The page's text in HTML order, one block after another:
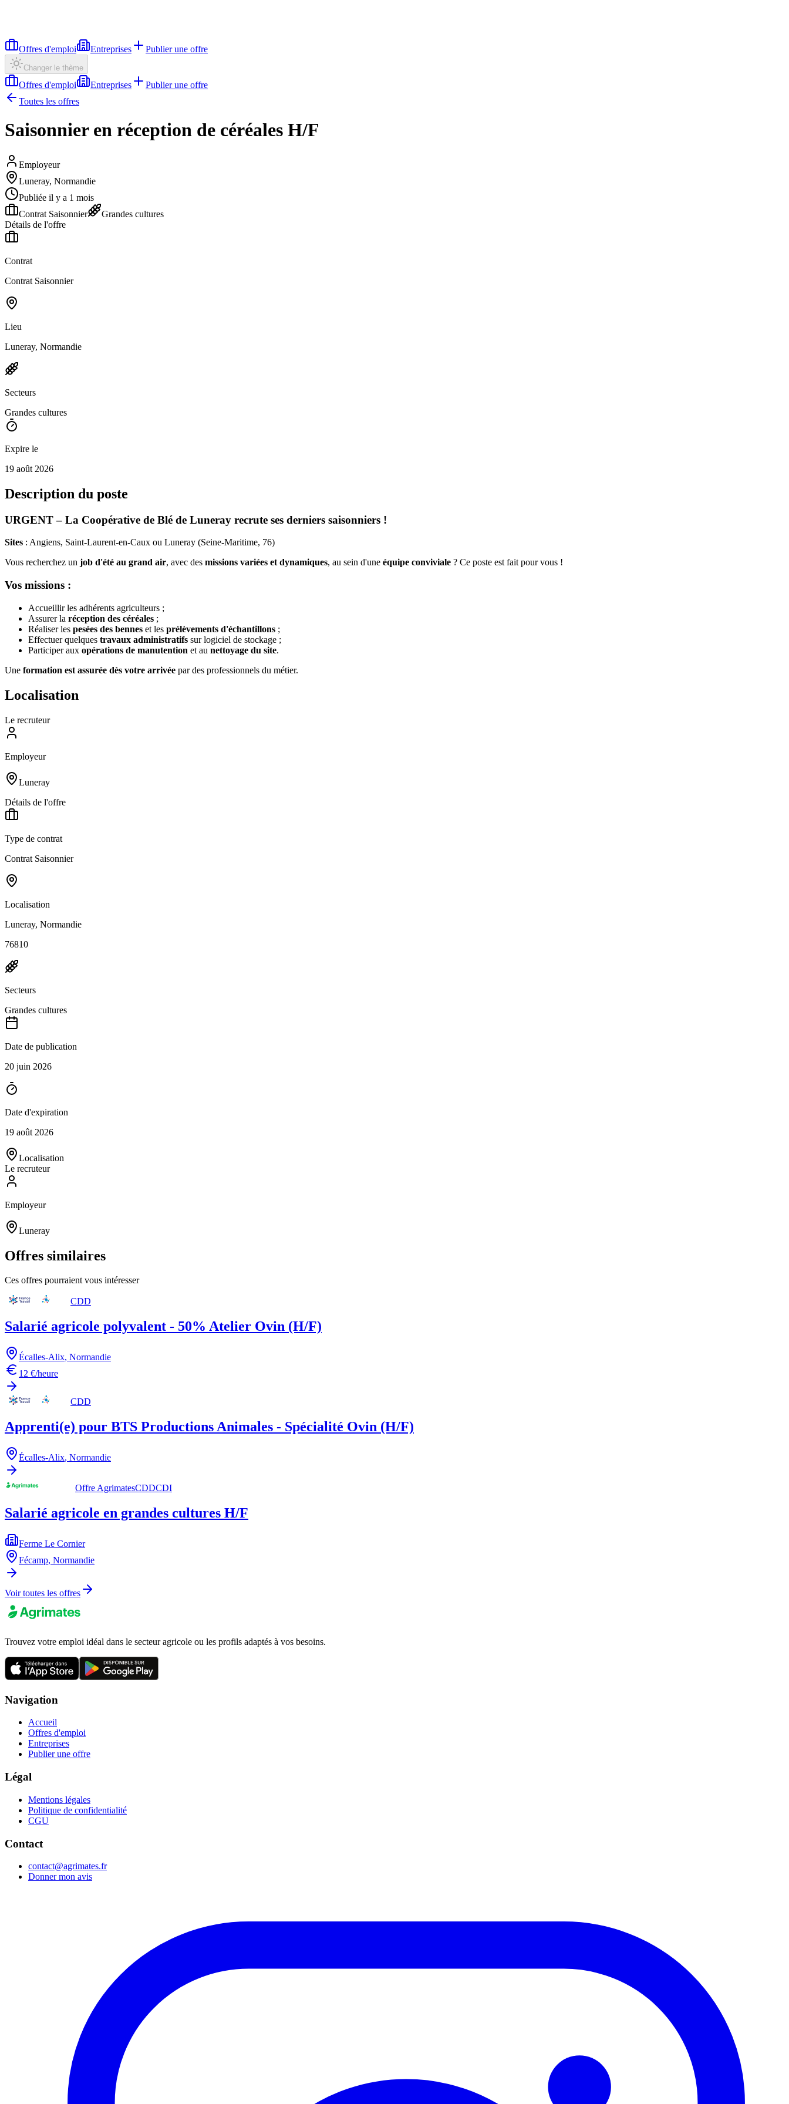
Offres d'emploi Entreprises Publier une offre
Changer le thème
Offres d'emploi Entreprises
Publier une offre
Toutes les offres
Saisonnier en réception de céréales H/F
Employeur
Luneray, Normandie
Publiée il y a 1 mois
Contrat Saisonnier
Grandes cultures
Détails de l'offre
Contrat
Contrat Saisonnier
Lieu
Luneray, Normandie
Secteurs
Grandes cultures
Expire le
19 août 2026
Description du poste
URGENT – La Coopérative de Blé de Luneray recrute ses derniers saisonniers !
Sites : Angiens, Saint-Laurent-en-Caux ou Luneray (Seine-Maritime, 76)
Vous recherchez un job d'été au grand air, avec des missions variées et dynamiques, au sein d'une équipe conviviale ? Ce poste est fait pour vous !
Vos missions :
Accueillir les adhérents agriculteurs ;
Assurer la réception des céréales ;
Réaliser les pesées des bennes et les prélèvements d'échantillons ;
Effectuer quelques travaux administratifs sur logiciel de stockage ;
Participer aux opérations de manutention et au nettoyage du site.
Une formation est assurée dès votre arrivée par des professionnels du métier.
Localisation
Le recruteur
Employeur
Luneray
Détails de l'offre
Type de contrat
Contrat Saisonnier
Localisation
Luneray, Normandie
76810
Secteurs
Grandes cultures
Date de publication
20 juin 2026
Date d'expiration
19 août 2026
Localisation
Le recruteur
Employeur
Luneray
Offres similaires
Ces offres pourraient vous intéresser
CDD
Salarié agricole polyvalent - 50% Atelier Ovin (H/F)
Écalles-Alix, Normandie
12 €/heure
CDD
Apprenti(e) pour BTS Productions Animales - Spécialité Ovin (H/F)
Écalles-Alix, Normandie
Offre AgrimatesCDDCDI
Salarié agricole en grandes cultures H/F
Ferme Le Cornier
Fécamp, Normandie
Voir toutes les offres
Trouvez votre emploi idéal dans le secteur agricole ou les profils adaptés à vos besoins.
Navigation
Accueil
Offres d'emploi
Entreprises
Publier une offre
Légal
Mentions légales
Politique de confidentialité
CGU
Contact
contact@agrimates.fr
Donner mon avis